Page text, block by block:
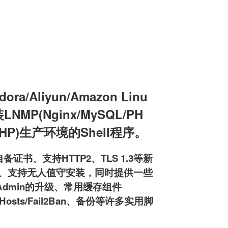
Aliyun/Amazon Linu
MySQL/PH
生产环境的Shell程序。
证书、支持HTTP2、TLS 1.3等新
支持无人值守安装，同时提供一些
的升级、常用缓存组件
Fail2Ban、备份等许多实用脚